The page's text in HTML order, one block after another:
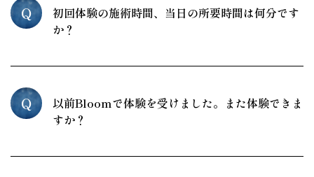
Q
初回体験の施術時間、当日の所要時間は何分です
か？
Q
以前Bloomで体験を受けました。また体験できま
すか？